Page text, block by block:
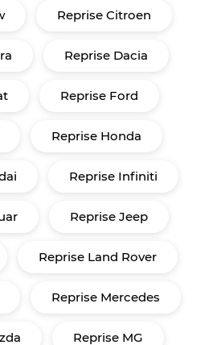
Reprise Citroen
Reprise Dacia
Reprise Ford
Reprise Honda
Reprise Infiniti
Reprise Jeep
Reprise Land Rover
Reprise Mercedes
Reprise MG